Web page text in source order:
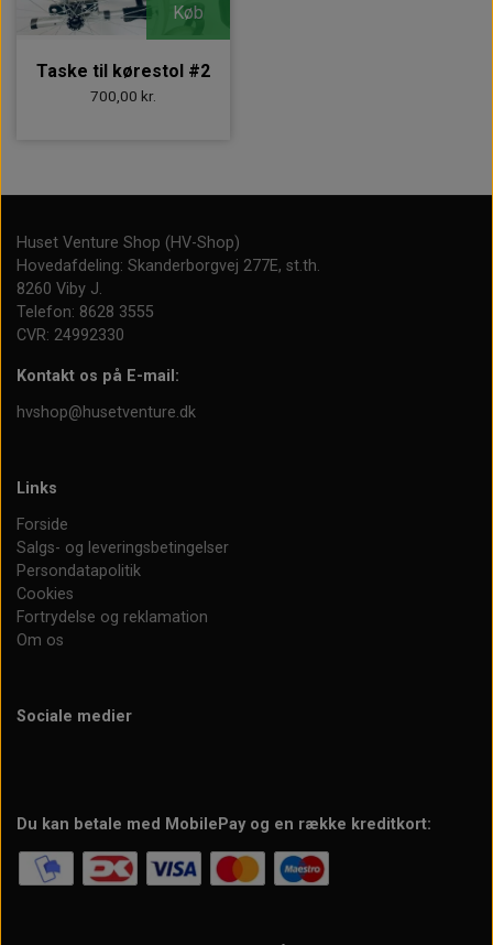
Køb
Taske til kørestol #2
700,00 kr.
Huset Venture Shop (HV-Shop)
Hovedafdeling: Skanderborgvej 277E, st.th.
8260 Viby J.
Telefon: 8628 3555
CVR: 24992330
Kontakt os på E-mail:
hvshop@husetventure.dk
Links
Forside
Salgs- og leveringsbetingelser
Persondatapolitik
Cookies
Fortrydelse og reklamation
Om os
Sociale medier
Du kan betale med MobilePay og en række kreditkort: